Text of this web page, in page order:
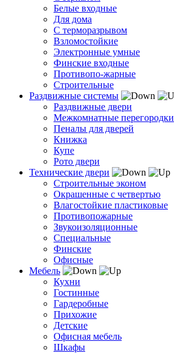
Белые входные
Для дома
С терморазрывом
Взломостойкие
Электронные умные
Финские входные
Противопо-жарные
Строительные
Раздвижные системы
Раздвижные двери
Межкомнатные перегородки
Пеналы для дверей
Книжка
Купе
Рото двери
Технические двери
Строительные эконом
Окрашенные с четвертью
Влагостойкие пластиковые
Противопожарные
Звукоизоляционные
Специальные
Финские
Офисные
Мебель
Кухни
Гостинные
Гардеробные
Прихожие
Детские
Офисная мебель
Шкафы